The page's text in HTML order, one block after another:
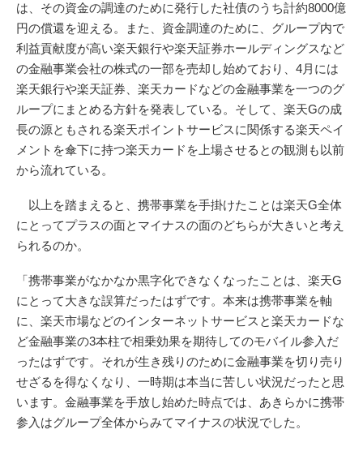
は、その資金の調達のために発行した社債のうち計約8000億
円の償還を迎える。また、資金調達のために、グループ内で
利益貢献度が高い楽天銀行や楽天証券ホールディングスなど
の金融事業会社の株式の一部を売却し始めており、4月には
楽天銀行や楽天証券、楽天カードなどの金融事業を一つのグ
ループにまとめる方針を発表している。そして、楽天Gの成
長の源ともされる楽天ポイントサービスに関係する楽天ペイ
メントを傘下に持つ楽天カードを上場させるとの観測も以前
から流れている。
以上を踏まえると、携帯事業を手掛けたことは楽天G全体
にとってプラスの面とマイナスの面のどちらが大きいと考え
られるのか。
「携帯事業がなかなか黒字化できなくなったことは、楽天G
にとって大きな誤算だったはずです。本来は携帯事業を軸
に、楽天市場などのインターネットサービスと楽天カードな
ど金融事業の3本柱で相乗効果を期待してのモバイル参入だ
ったはずです。それが生き残りのために金融事業を切り売り
せざるを得なくなり、一時期は本当に苦しい状況だったと思
います。金融事業を手放し始めた時点では、あきらかに携帯
参入はグループ全体からみてマイナスの状況でした。